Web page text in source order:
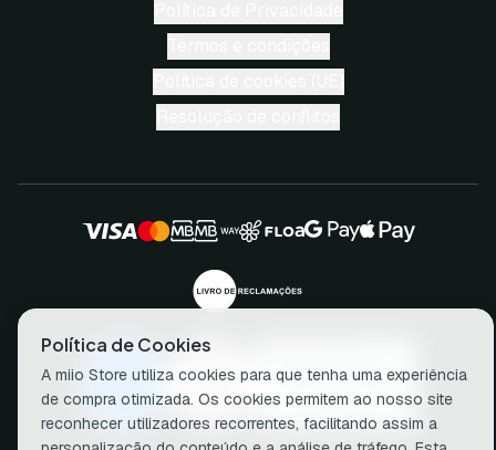
Política de Cookies
A miio Store utiliza cookies para que tenha uma experiência
de compra otimizada. Os cookies permitem ao nosso site
reconhecer utilizadores recorrentes, facilitando assim a